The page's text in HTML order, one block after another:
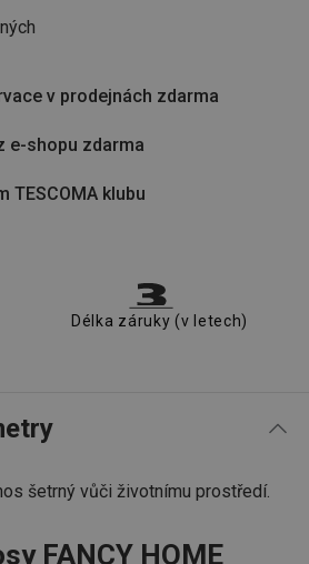
v prodejnách zdarma
e-shopu zdarma
TESCOMA klubu
Délka záruky (v letech)
šetrný vůči životnímu prostředí.
FANCY HOME